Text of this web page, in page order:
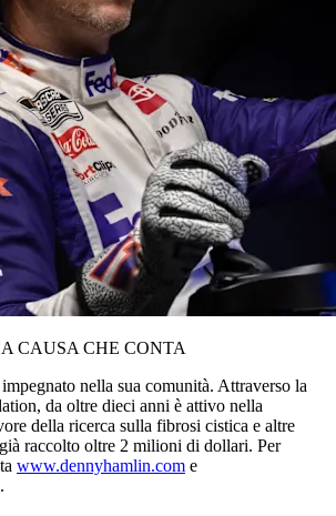
CAUSA CHE CONTA
nella sua comunità. Attraverso la
da oltre dieci anni è attivo nella
della ricerca sulla fibrosi cistica e altre
raccolto oltre 2 milioni di dollari. Per
www.dennyhamlin.com e
.